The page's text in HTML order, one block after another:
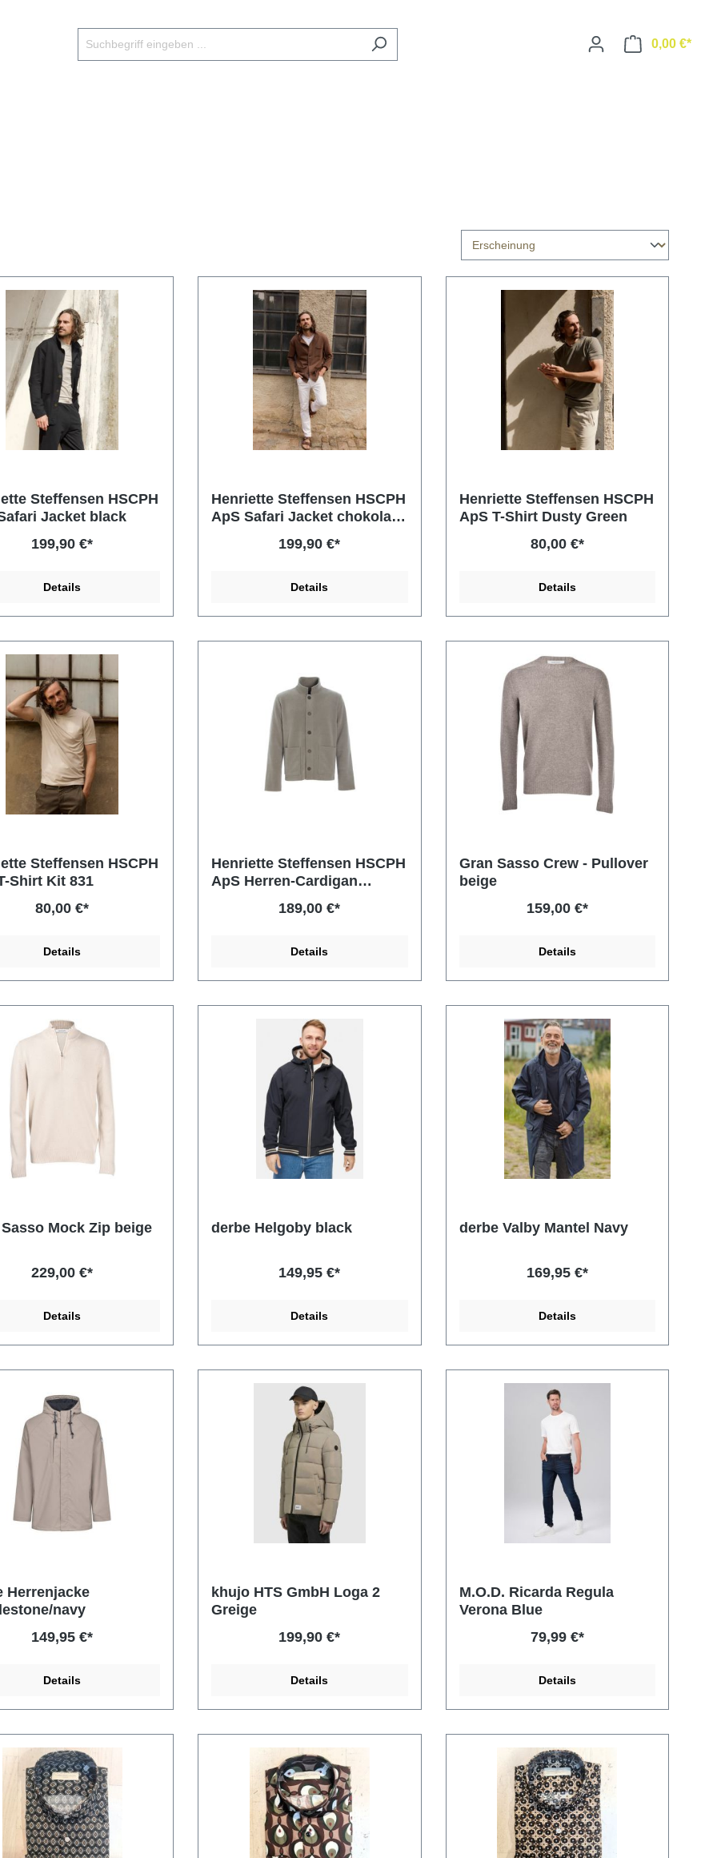
0,00 €*
Steffensen HSCPH
Jacket black
199,90 €*
Details
Henriette Steffensen HSCPH
ApS Safari Jacket chokolate
199,90 €*
Details
Henriette Steffensen HSCPH
ApS T-Shirt Dusty Green
80,00 €*
Details
Steffensen HSCPH
Shirt Kit 831
80,00 €*
Details
Henriette Steffensen HSCPH
ApS Herren-Cardigan
189,00 €*
Details
Gran Sasso Crew - Pullover
beige
159,00 €*
Details
Mock Zip beige
229,00 €*
Details
derbe Helgoby black
149,95 €*
Details
derbe Valby Mantel Navy
169,95 €*
Details
Herrenjacke
navy
149,95 €*
Details
khujo HTS GmbH Loga 2
Greige
199,90 €*
Details
M.O.D. Ricarda Regula
Verona Blue
79,99 €*
Details